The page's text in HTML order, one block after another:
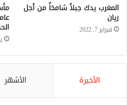
المغرب يدك جبلاً شامخاً من أجل
ريان
فبراير 7, 2022
الأخيرة الأشهر